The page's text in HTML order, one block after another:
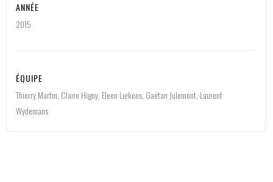
ANNÉE
2015
ÉQUIPE
Thierry Martin, Claire Higny, Eleen Liekens, Gaëtan Julemont, Laurent
Wydemans